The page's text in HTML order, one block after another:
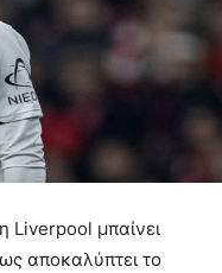
Liverpool μπαίνει
αποκαλύπτει το